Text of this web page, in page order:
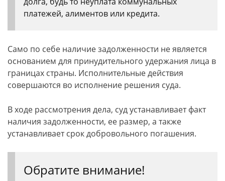
платежей, алиментов или кредита.
Само по себе наличие задолженности не является
основанием для принудительного удержания лица в
границах страны. Исполнительные действия
совершаются во исполнение решения суда.
В ходе рассмотрения дела, суд устанавливает факт
наличия задолженности, ее размер, а также
устанавливает срок добровольного погашения.
Обратите внимание!